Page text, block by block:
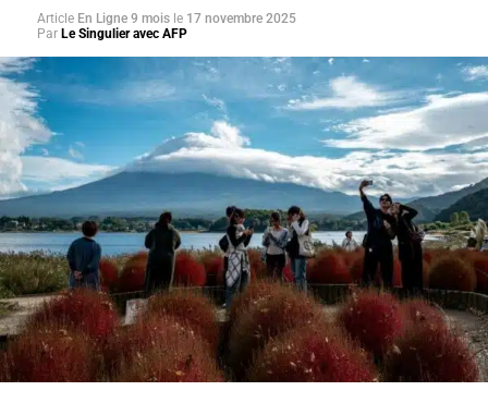
Article En Ligne 9 mois le 17 novembre 2025
Par Le Singulier avec AFP